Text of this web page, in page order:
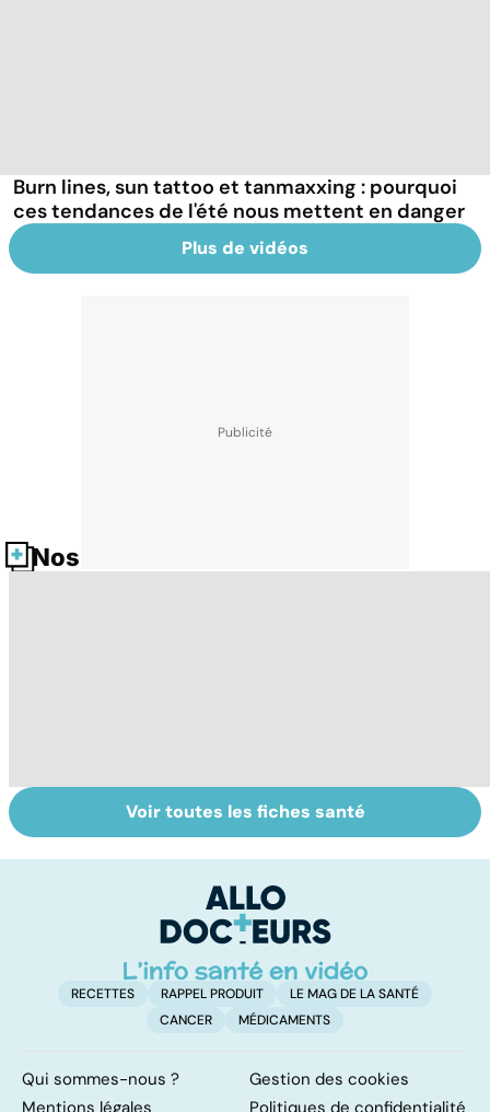
Burn lines, sun tattoo et tanmaxxing : pourquoi
ces tendances de l'été nous mettent en danger
Plus de vidéos
Nos fiches santé
Tout savoir sur
les infections
Inflammation des
amygdales : que
d'angine ?
Voir toutes les fiches santé
RECETTES RAPPEL PRODUIT
LE MAG DE LA SANTÉ
CANCER
MÉDICAMENTS
Qui sommes-nous ?
Gestion des cookies
Mentions légales
Politiques de confidentialité